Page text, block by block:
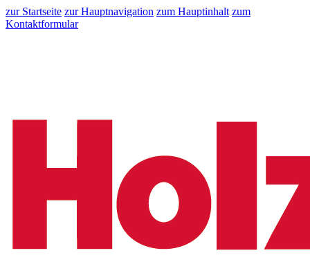
zur Startseite zur Hauptnavigation zum Hauptinhalt zum
Kontaktformular